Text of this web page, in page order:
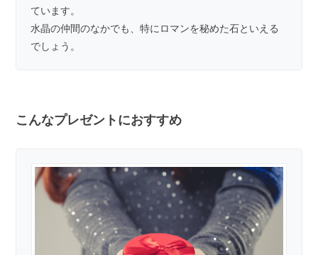
ています。
水晶の仲間のなかでも、特にロマンを秘めた石といえる
でしょう。
こんなプレゼントにおすすめ